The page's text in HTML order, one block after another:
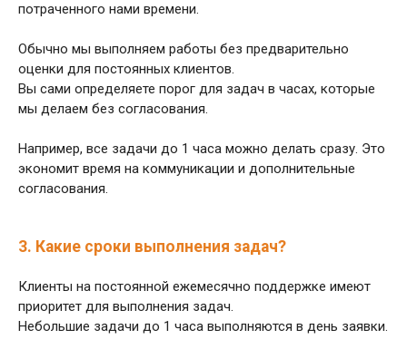
потраченного нами времени.
Обычно мы выполняем работы без предварительно
оценки для постоянных клиентов.
Вы сами определяете порог для задач в часах, которые
мы делаем без согласования.
Например, все задачи до 1 часа можно делать сразу. Это
экономит время на коммуникации и дополнительные
согласования.
3. Какие сроки выполнения задач?
Клиенты на постоянной ежемесячно поддержке имеют
приоритет для выполнения задач.
Небольшие задачи до 1 часа выполняются в день заявки.